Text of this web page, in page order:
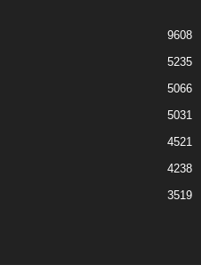
9608
5235
5066
5031
4521
4238
3519